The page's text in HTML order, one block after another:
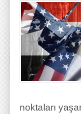
noktaları